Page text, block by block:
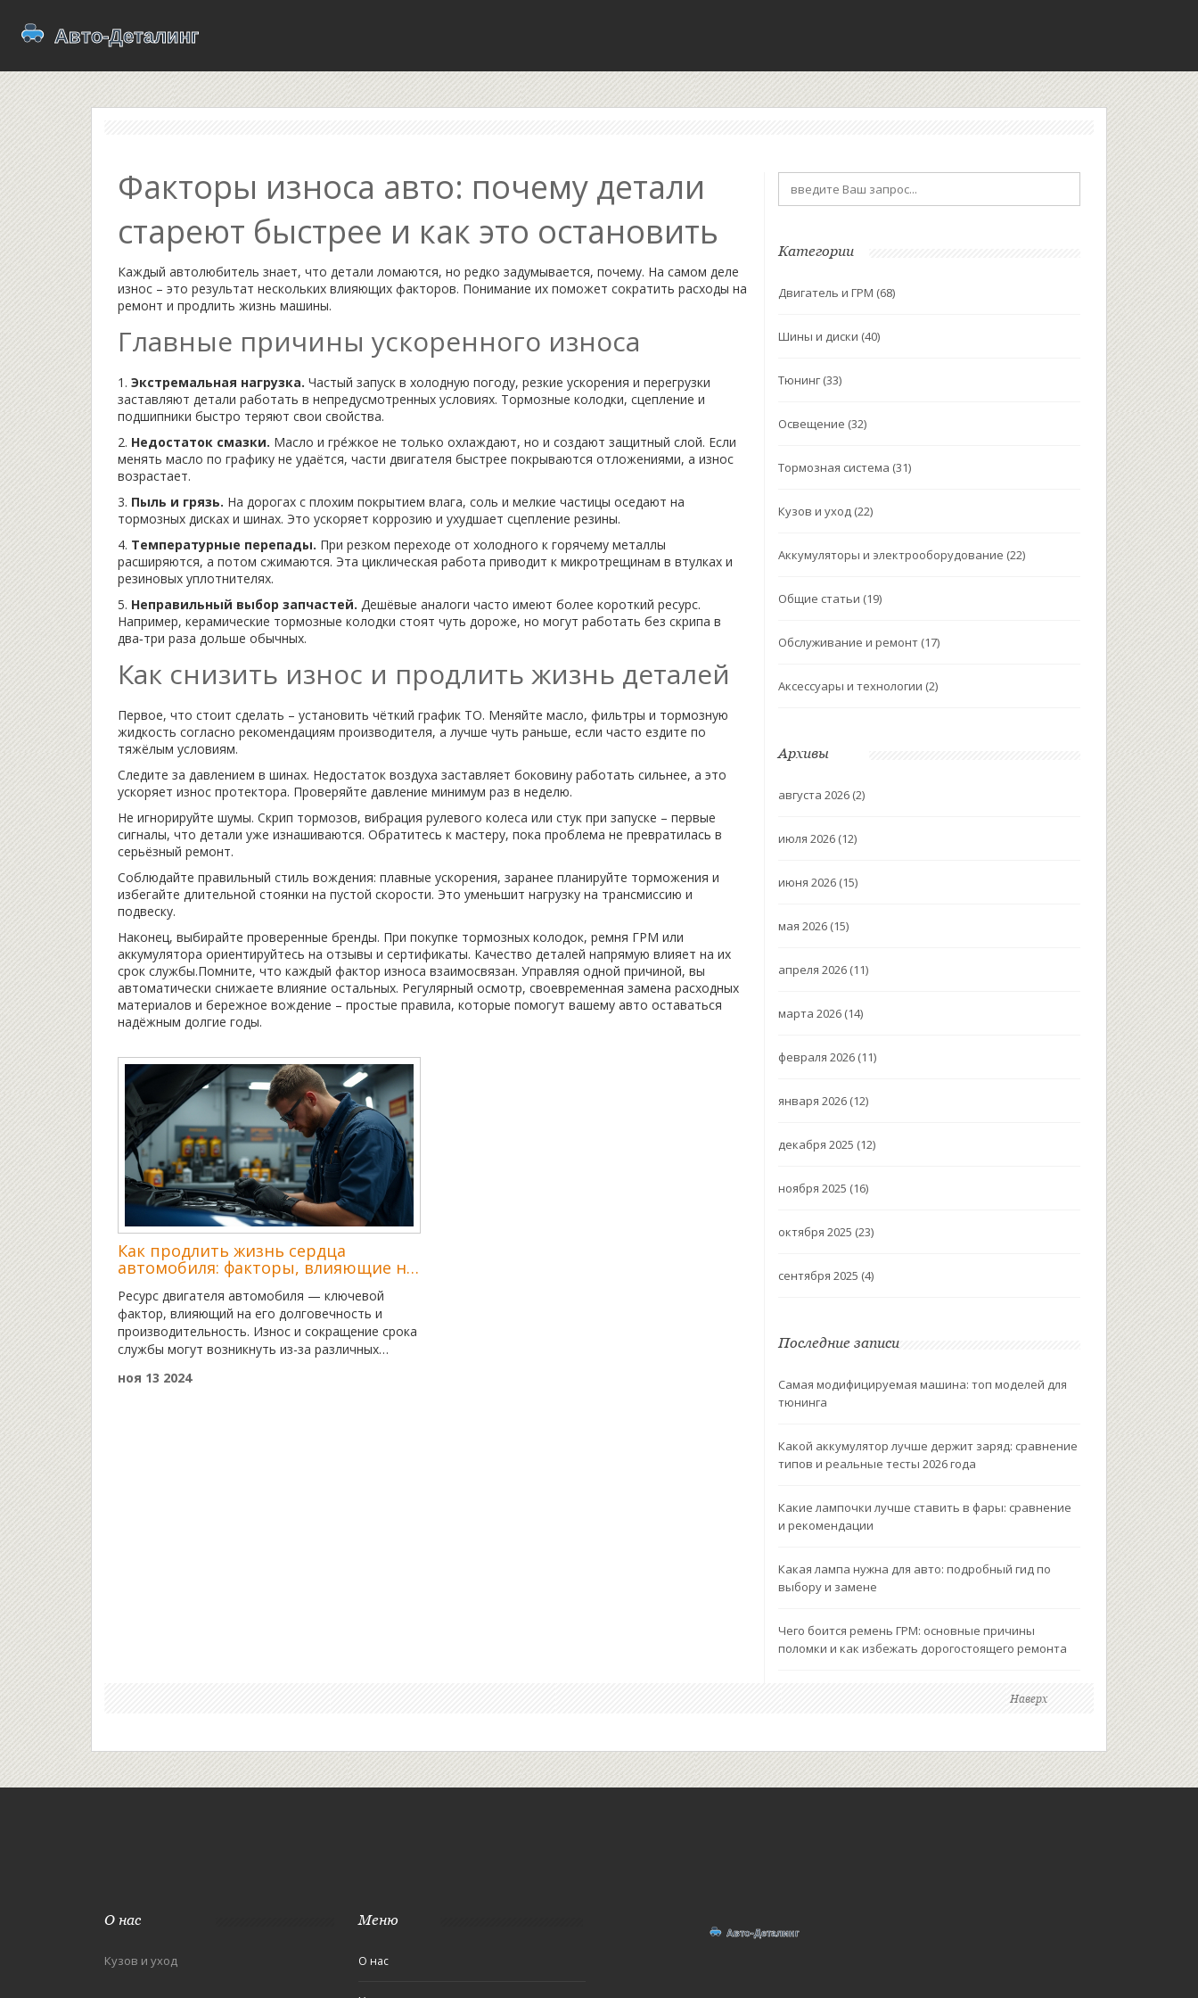
Факторы износа авто: почему детали
стареют быстрее и как это остановить
Каждый автолюбитель знает, что детали ломаются, но редко задумывается, почему. На самом деле
износ – это результат нескольких влияющих факторов. Понимание их поможет сократить расходы на
ремонт и продлить жизнь машины.
Главные причины ускоренного износа
1. Экстремальная нагрузка. Частый запуск в холодную погоду, резкие ускорения и перегрузки
заставляют детали работать в непредусмотренных условиях. Тормозные колодки, сцепление и
подшипники быстро теряют свои свойства.
2. Недостаток смазки. Масло и гре́жкое не только охлаждают, но и создают защитный слой. Если
менять масло по графику не удаётся, части двигателя быстрее покрываются отложениями, а износ
возрастает.
3. Пыль и грязь. На дорогах с плохим покрытием влага, соль и мелкие частицы оседают на
тормозных дисках и шинах. Это ускоряет коррозию и ухудшает сцепление резины.
4. Температурные перепады. При резком переходе от холодного к горячему металлы
расширяются, а потом сжимаются. Эта циклическая работа приводит к микротрещинам в втулках и
резиновых уплотнителях.
5. Неправильный выбор запчастей. Дешёвые аналоги часто имеют более короткий ресурс.
Например, керамические тормозные колодки стоят чуть дороже, но могут работать без скрипа в
два‑три раза дольше обычных.
Как снизить износ и продлить жизнь деталей
Первое, что стоит сделать – установить чёткий график ТО. Меняйте масло, фильтры и тормозную
жидкость согласно рекомендациям производителя, а лучше чуть раньше, если часто ездите по
тяжёлым условиям.
Следите за давлением в шинах. Недостаток воздуха заставляет боковину работать сильнее, а это
ускоряет износ протектора. Проверяйте давление минимум раз в неделю.
Не игнорируйте шумы. Скрип тормозов, вибрация рулевого колеса или стук при запуске – первые
сигналы, что детали уже изнашиваются. Обратитесь к мастеру, пока проблема не превратилась в
серьёзный ремонт.
Соблюдайте правильный стиль вождения: плавные ускорения, заранее планируйте торможения и
избегайте длительной стоянки на пустой скорости. Это уменьшит нагрузку на трансмиссию и
подвеску.
Наконец, выбирайте проверенные бренды. При покупке тормозных колодок, ремня ГРМ или
аккумулятора ориентируйтесь на отзывы и сертификаты. Качество деталей напрямую влияет на их
срок службы.Помните, что каждый фактор износа взаимосвязан. Управляя одной причиной, вы
автоматически снижаете влияние остальных. Регулярный осмотр, своевременная замена расходных
материалов и бережное вождение – простые правила, которые помогут вашему авто оставаться
надёжным долгие годы.
Как продлить жизнь сердца
автомобиля: факторы, влияющие на
ресурс двигателя
Ресурс двигателя автомобиля — ключевой
фактор, влияющий на его долговечность и
производительность. Износ и сокращение срока
службы могут возникнуть из-за различных
технического обслуживания, использования
ноя 13 2024
Категории
Двигатель и ГРМ (68)
Шины и диски (40)
Тюнинг (33)
Освещение (32)
Тормозная система (31)
Кузов и уход (22)
Аккумуляторы и электрооборудование (22)
Общие статьи (19)
Обслуживание и ремонт (17)
Аксессуары и технологии (2)
Архивы
августа 2026 (2)
июля 2026 (12)
июня 2026 (15)
мая 2026 (15)
апреля 2026 (11)
марта 2026 (14)
февраля 2026 (11)
января 2026 (12)
декабря 2025 (12)
ноября 2025 (16)
октября 2025 (23)
сентября 2025 (4)
Последние записи
Самая модифицируемая машина: топ моделей для
тюнинга
Какой аккумулятор лучше держит заряд: сравнение
типов и реальные тесты 2026 года
Какие лампочки лучше ставить в фары: сравнение
и рекомендации
Какая лампа нужна для авто: подробный гид по
выбору и замене
Чего боится ремень ГРМ: основные причины
поломки и как избежать дорогостоящего ремонта
Наверх
О нас
Кузов и уход
Меню
О нас